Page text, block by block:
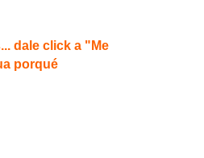
dale click a "Me
porqué